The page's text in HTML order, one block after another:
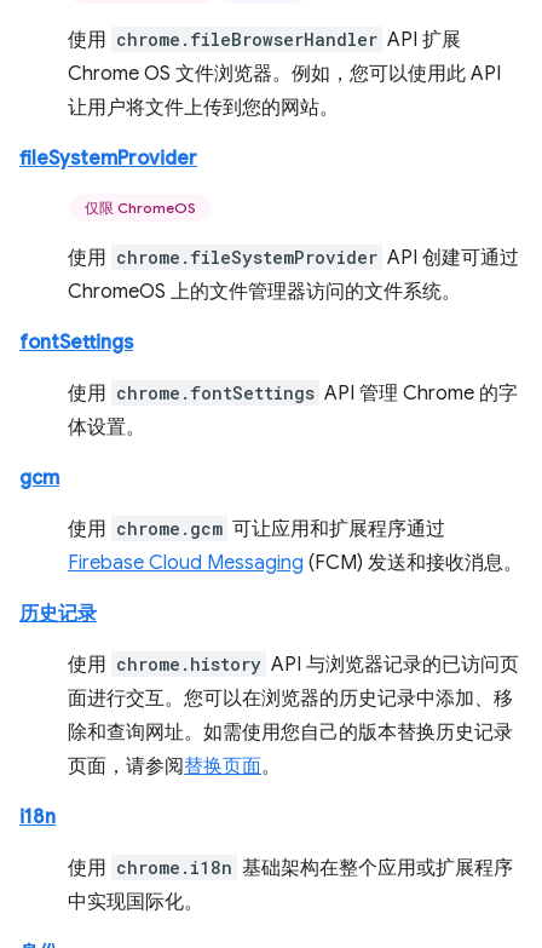
使用 chrome.fileBrowserHandler API 扩展
Chrome OS 文件浏览器。例如，您可以使用此 API
让用户将文件上传到您的网站。
fileSystemProvider
仅限 ChromeOS
使用 chrome.fileSystemProvider API 创建可通过
ChromeOS 上的文件管理器访问的文件系统。
fontSettings
使用 chrome.fontSettings API 管理 Chrome 的字
体设置。
gcm
使用 chrome.gcm 可让应用和扩展程序通过
Firebase Cloud Messaging (FCM) 发送和接收消息。
历史记录
使用 chrome.history API 与浏览器记录的已访问页
面进行交互。您可以在浏览器的历史记录中添加、移
除和查询网址。如需使用您自己的版本替换历史记录
页面，请参阅替换页面。
i18n
使用 chrome.i18n 基础架构在整个应用或扩展程序
中实现国际化。